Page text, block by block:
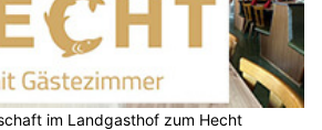
im Landgasthof zum Hecht